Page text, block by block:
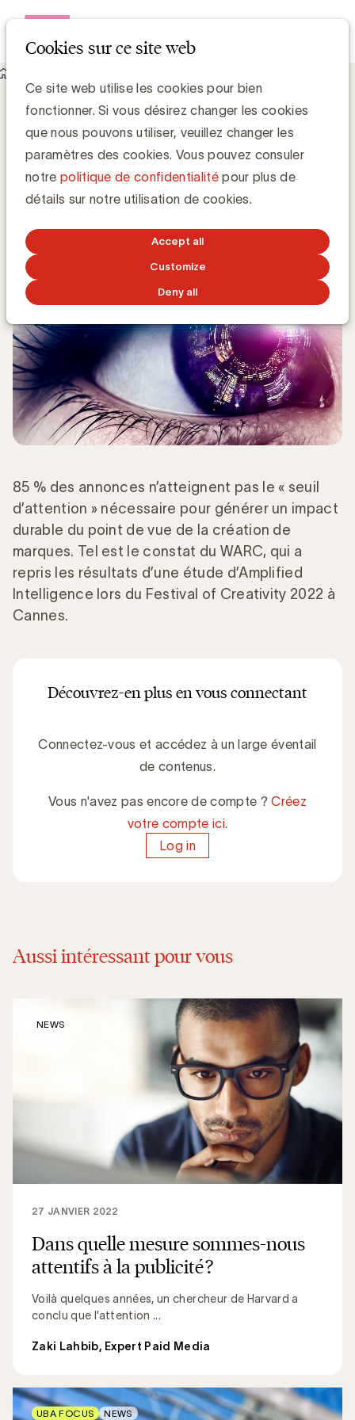
Cookies sur ce site web
Ce site web utilise les cookies pour bien
fonctionner. Si vous désirez changer les cookies
que nous pouvons utiliser, veuillez changer les
paramètres des cookies. Vous pouvez consuler
notre politique de confidentialitépour plus de
détails sur notre utilisation de cookies.
Accept all
Customize
Deny all
Plus de 80 % des publicités ne captent pas notre attention
Plus de 80 % des publicités ne captent
pas notre attention
Zaki Lahbib, Expert Paid Media
85 % des annonces n’atteignent pas le « seuil
d’attention » nécessaire pour générer un impact
durable du point de vue de la création de
marques. Tel est le constat du WARC, qui a
repris les résultats d’une étude d’Amplified
Intelligence lors du Festival of Creativity 2022 à
Cannes.
Découvrez-en plus en vous connectant
Connectez-vous et accédez à un large éventail
de contenus.
Vous n'avez pas encore de compte ?Créez
votre compte ici.
Log in
Aussi intéressant pour vous
Dans quelle mesure sommes-nous
attentifs à la publicité ?
Voilà quelques années, un chercheur de Harvard a
conclu que l’attention ...
27 JANVIER 2022
Zaki Lahbib, Expert Paid Media
NEWS
UBA FOCUS NEWS